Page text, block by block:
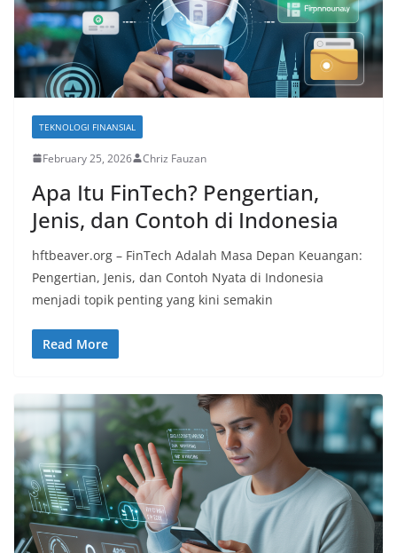
TEKNOLOGI FINANSIAL
February 25, 2026 Chriz Fauzan
Apa Itu FinTech? Pengertian,
Jenis, dan Contoh di Indonesia
hftbeaver.org – FinTech Adalah Masa Depan Keuangan:
Pengertian, Jenis, dan Contoh Nyata di Indonesia
menjadi topik penting yang kini semakin
Read More